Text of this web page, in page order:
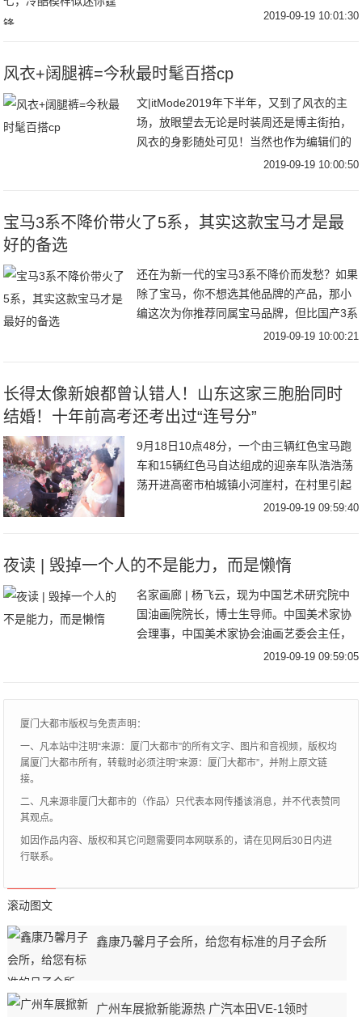
月18日，张柏芝在社交平台分享了自己出海
2019-09-19 10:01:30
风衣+阔腿裤=今秋最时髦百搭cp
文|itMode2019年下半年，又到了风衣的主
场，放眼望去无论是时装周还是博主街拍，
风衣的身影随处可见！当然也作为编辑们的
心头好，风衣当然是每年秋季不能避免的话
2019-09-19 10:00:50
宝马3系不降价带火了5系，其实这款宝马才是最
好的备选
还在为新一代的宝马3系不降价而发愁？如果
除了宝马，你不想选其他品牌的产品，那小
编这次为你推荐同属宝马品牌，但比国产3系
更加彰显运动的车型——宝马3系GT。为什
2019-09-19 10:00:21
长得太像新娘都曾认错人！山东这家三胞胎同时
结婚！十年前高考还考出过“连号分”
9月18日10点48分，一个由三辆红色宝马跑
车和15辆红色马自达组成的迎亲车队浩浩荡
荡开进高密市柏城镇小河崖村，在村里引起
一番沸腾。这是谁家的孩子结婚？竟然搞了
2019-09-19 09:59:40
夜读 | 毁掉一个人的不是能力，而是懒惰
名家画廊 | 杨飞云，现为中国艺术研究院中
国油画院院长，博士生导师。中国美术家协
会理事，中国美术家协会油画艺委会主任，
中国油画学会副主席，中央美术学院客座教
2019-09-19 09:59:05
厦门大都市版权与免责声明：
一、凡本站中注明“来源：厦门大都市”的所有文字、图片和音视频，版权均
属厦门大都市所有，转载时必须注明“来源：厦门大都市”，并附上原文链
接。
二、凡来源非厦门大都市的（作品）只代表本网传播该消息，并不代表赞同
其观点。
如因作品内容、版权和其它问题需要同本网联系的，请在见网后30日内进
行联系。
滚动图文
鑫康乃馨月子会所，给您有标准的月子会所
广州车展掀新能源热 广汽本田VE-1领时